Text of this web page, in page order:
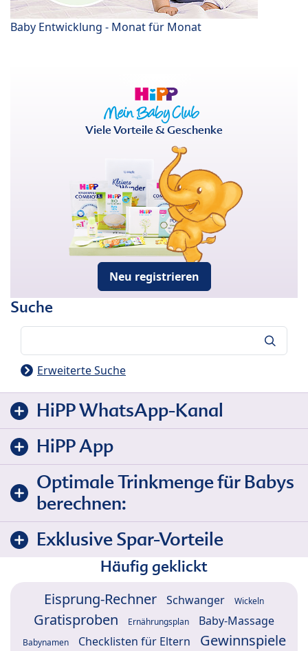
Baby Entwicklung - Monat für Monat
Viele Vorteile & Geschenke
Neu registrieren
Suche
Erweiterte Suche
HiPP WhatsApp-Kanal
HiPP App
Optimale Trinkmenge für Babys
berechnen:
Exklusive Spar-Vorteile
Häufig geklickt
Eisprung-Rechner Schwanger Wickeln
Gratisproben Ernährungsplan Baby-Massage
Babynamen Checklisten für Eltern
Gewinnspiele